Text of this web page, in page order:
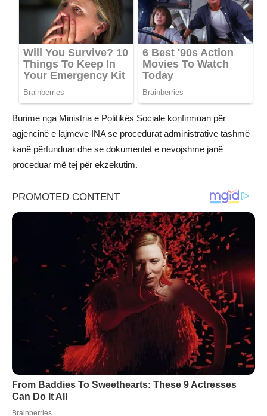
Burime nga Ministria e Politikës Sociale konfirmuan për
agjencinë e lajmeve INA se procedurat administrative tashmë
kanë përfunduar dhe se dokumentet e nevojshme janë
proceduar më tej për ekzekutim.